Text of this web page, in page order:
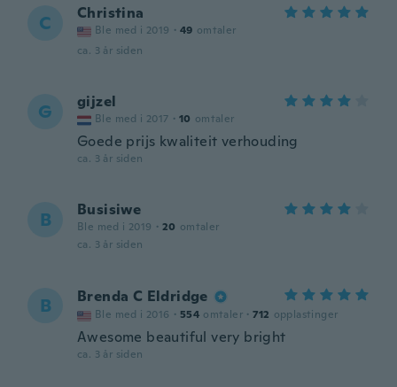
C Christina
Ble med i 2019 · 49 omtaler
ca. 3 år siden
G gijzel
Ble med i 2017 · 10 omtaler
Goede prijs kwaliteit verhouding
ca. 3 år siden
B Busisiwe
Ble med i 2019 · 20 omtaler
ca. 3 år siden
B Brenda C Eldridge
Ble med i 2016 · 554 omtaler · 712 opplastinger
Awesome beautiful very bright
ca. 3 år siden